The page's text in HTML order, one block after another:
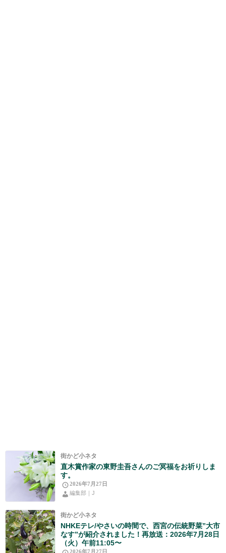
街かど小ネタ
直木賞作家の東野圭吾さんのご冥福をお祈りしま
す。
2026年7月27日
編集部｜J
街かど小ネタ
NHKEテレ/やさいの時間で、西宮の伝統野菜”大市
なす”が紹介されました！再放送：2026年7月28日
（火）午前11:05〜
2026年7月27日